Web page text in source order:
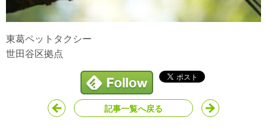
東葛ペットタクシー
世田谷区拠点
記事一覧へ戻る